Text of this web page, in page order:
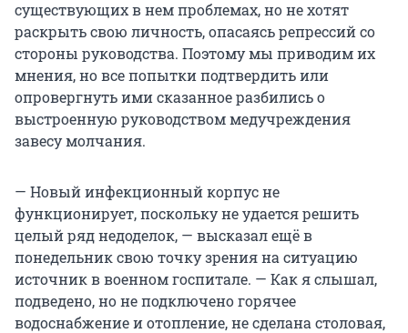
существующих в нем проблемах, но не хотят
раскрыть свою личность, опасаясь репрессий со
стороны руководства. Поэтому мы приводим их
мнения, но все попытки подтвердить или
опровергнуть ими сказанное разбились о
выстроенную руководством медучреждения
завесу молчания.
— Новый инфекционный корпус не
функционирует, поскольку не удается решить
целый ряд недоделок, — высказал ещё в
понедельник свою точку зрения на ситуацию
источник в военном госпитале. — Как я слышал,
подведено, но не подключено горячее
водоснабжение и отопление, не сделана столовая,